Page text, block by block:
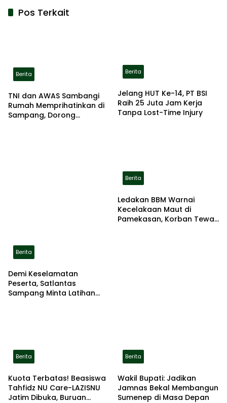
Pos Terkait
Berita
TNI dan AWAS Sambangi
Rumah Memprihatinkan di
Sampang, Dorong
Berita
Jelang HUT Ke-14, PT BSI
Raih 25 Juta Jam Kerja
Tanpa Lost-Time Injury
Berita
Demi Keselamatan
Peserta, Satlantas
Sampang Minta Latihan
Berita
Ledakan BBM Warnai
Kecelakaan Maut di
Pamekasan, Korban Tewas
Berita
Kuota Terbatas! Beasiswa
Tahfidz NU Care-LAZISNU
Jatim Dibuka, Buruan
Berita
Wakil Bupati: Jadikan
Jamnas Bekal Membangun
Sumenep di Masa Depan